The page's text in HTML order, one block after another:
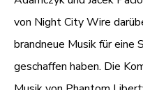
von Night City Wire
brandneue Musik für eine
geschaffen haben. Die